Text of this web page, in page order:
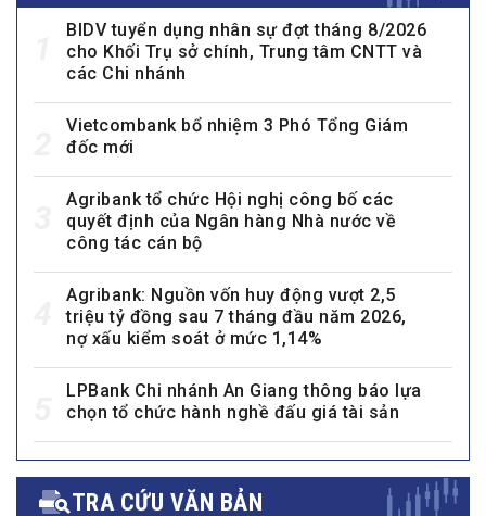
BIDV tuyển dụng nhân sự đợt tháng 8/2026
cho Khối Trụ sở chính, Trung tâm CNTT và
các Chi nhánh
Vietcombank bổ nhiệm 3 Phó Tổng Giám
đốc mới
Agribank tổ chức Hội nghị công bố các
quyết định của Ngân hàng Nhà nước về
công tác cán bộ
Agribank: Nguồn vốn huy động vượt 2,5
triệu tỷ đồng sau 7 tháng đầu năm 2026,
nợ xấu kiểm soát ở mức 1,14%
LPBank Chi nhánh An Giang thông báo lựa
chọn tổ chức hành nghề đấu giá tài sản
TRA CỨU VĂN BẢN